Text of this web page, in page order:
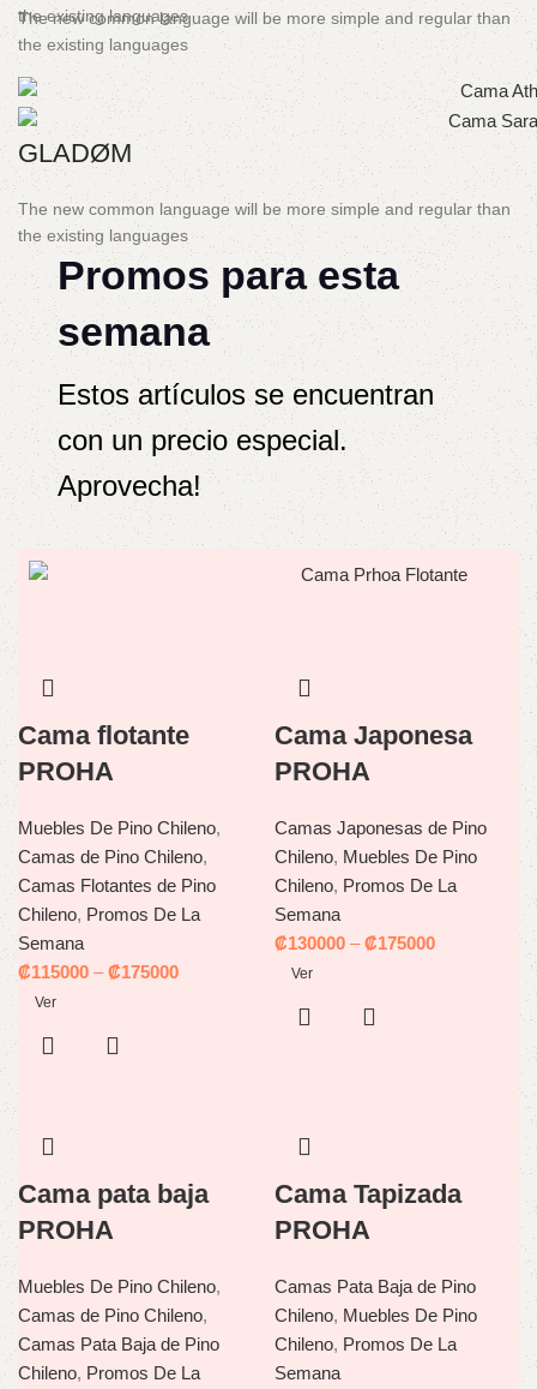
the existing languages
The new common language will be more simple and regular than
the existing languages
GLADØM
The new common language will be more simple and regular than
the existing languages
Promos para esta
semana
Estos artículos se encuentran
con un precio especial.
Aprovecha!
Cama flotante
PROHA
Muebles De Pino Chileno,
Camas de Pino Chileno,
Camas Flotantes de Pino
Chileno, Promos De La
Semana
₡115000 –₡175000
Ver
Cama Japonesa
PROHA
Camas Japonesas de Pino
Chileno, Muebles De Pino
Chileno, Promos De La
Semana
₡130000 –₡175000
Ver
Cama pata baja
PROHA
Muebles De Pino Chileno,
Camas de Pino Chileno,
Camas Pata Baja de Pino
Chileno, Promos De La
Cama Tapizada
PROHA
Camas Pata Baja de Pino
Chileno, Muebles De Pino
Chileno, Promos De La
Semana